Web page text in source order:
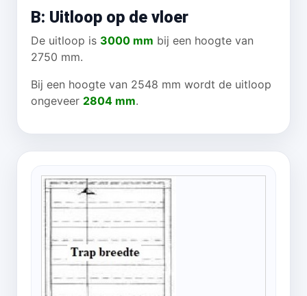
B: Uitloop op de vloer
De uitloop is 3000 mm bij een hoogte van
2750 mm.
Bij een hoogte van 2548 mm wordt de uitloop
ongeveer 2804 mm.